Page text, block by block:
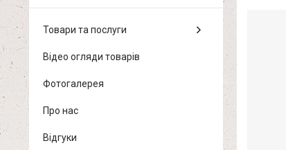
Товари та послуги
Відео огляди товарів
Фотогалерея
Про нас
Відгуки